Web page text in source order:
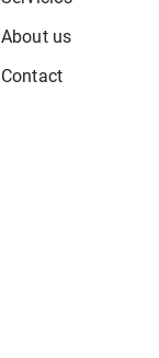
About us
Contact